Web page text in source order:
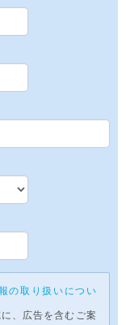
の取り扱いについ
、広告を含むご案